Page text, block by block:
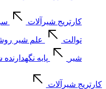
کارتریج شیرآلات
توالت علم شیر
شیر پایه
کارتریج شیرآلات